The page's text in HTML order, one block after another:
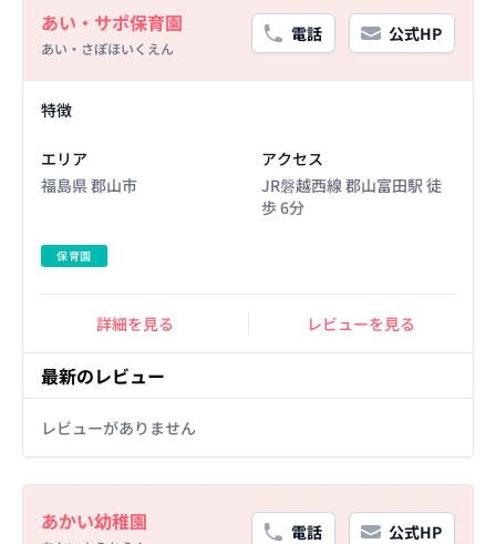
あい・サポ保育園
あい・さぽほいくえん
電話 公式HP
特徴
エリア
福島県 郡山市
アクセス
JR磐越西線 郡山富田駅 徒
歩 6分
保育園
詳細を見る レビューを見る
最新のレビュー
レビューがありません
あかい幼稚園
電話 公式HP